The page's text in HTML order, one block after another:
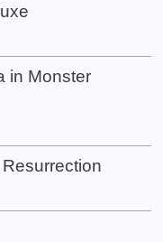
in Monster